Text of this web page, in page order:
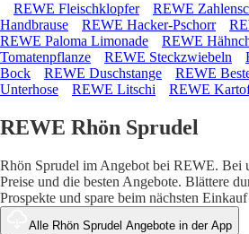
REWE Fleischklopfer REWE
Handbrause
REWE Hacker-Pschorr
REWE Paloma Limonade
REWE
Tomatenpflanze
REWE Steckzwiebeln
Bock
REWE Duschstange REWE
Unterhose
REWE Litschi REWE
REWE Rhön Sprudel
Rhön Sprudel im Angebot bei REWE. Bei
Preise und die besten Angebote. Blättere
Prospekte und spare beim nächsten
Alle Rhön Sprudel Angebote in der App